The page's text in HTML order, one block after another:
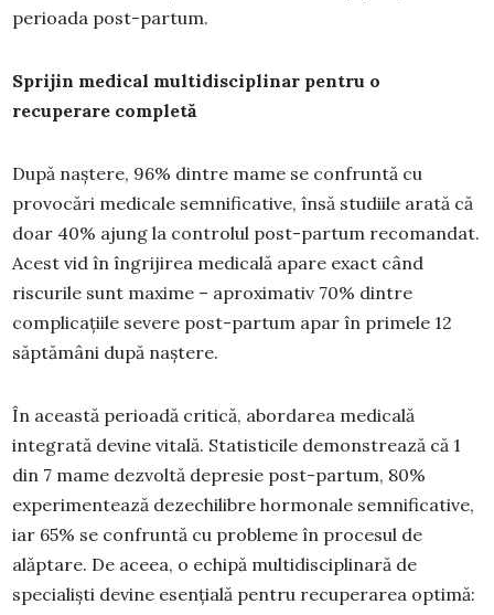
perioada post-partum.
Sprijin medical multidisciplinar pentru o
recuperare completă
După naștere, 96% dintre mame se confruntă cu
provocări medicale semnificative, însă studiile arată că
doar 40% ajung la controlul post-partum recomandat.
Acest vid în îngrijirea medicală apare exact când
riscurile sunt maxime – aproximativ 70% dintre
complicațiile severe post-partum apar în primele 12
săptămâni după naștere.
În această perioadă critică, abordarea medicală
integrată devine vitală. Statisticile demonstrează că 1
din 7 mame dezvoltă depresie post-partum, 80%
experimentează dezechilibre hormonale semnificative,
iar 65% se confruntă cu probleme în procesul de
alăptare. De aceea, o echipă multidisciplinară de
specialiști devine esențială pentru recuperarea optimă: